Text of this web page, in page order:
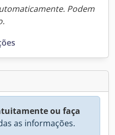
Podem
ou faça
as informações.